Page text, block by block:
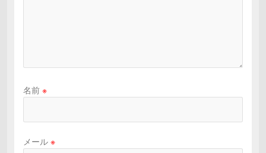
名前 ※
メール ※